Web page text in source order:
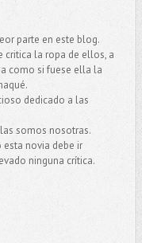
parte en este blog.
critica la ropa de ellos, a
como si fuese ella la
dedicado a las
somos nosotras.
novia debe ir
ninguna crítica.